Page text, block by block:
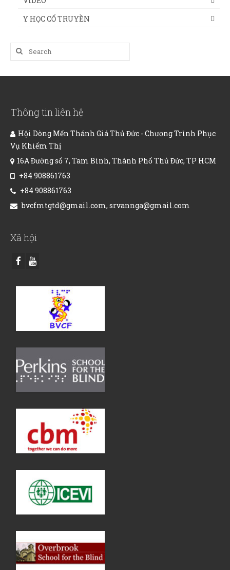
Y HỌC CỔ TRUYỀN
Search
for:
Thông tin liên hệ
Hội Dòng Mến Thánh Giá Thủ Đức - Chương Trình Phục
Vụ Khiếm Thị
16A Đường số 7, Tam Bình, Thành Phố Thủ Đức, TP HCM
+84 908861763
+84 908861763
bvcfmtgtd@gmail.com, srvannga@gmail.com
Xã hội